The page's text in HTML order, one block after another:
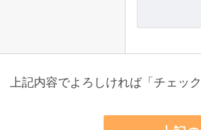
上記内容でよろしければ「チェッ